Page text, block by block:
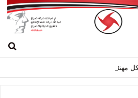
مهنئاً بمناسبة عيد الجيش